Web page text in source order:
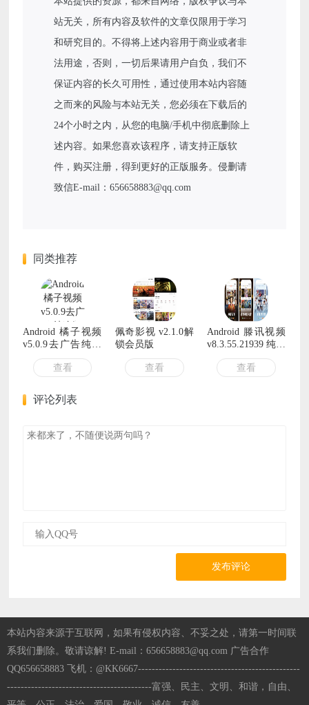
站无关，所有内容及软件的文章仅限用于学习
和研究目的。不得将上述内容用于商业或者非
法用途，否则，一切后果请用户自负，我们不
保证内容的长久可用性，通过使用本站内容随
之而来的风险与本站无关，您必须在下载后的
24个小时之内，从您的电脑/手机中彻底删除上
述内容。如果您喜欢该程序，请支持正版软
件，购买注册，得到更好的正版服务。侵删请
致信E-mail：656658883@qq.com
同类推荐
Android 橘子视频
v5.0.9去广告纯净
查看
佩奇影视 v2.1.0解
锁会员版
查看
Android 滕讯视频
v8.3.55.21939 纯净
蓝光版
查看
评论列表
发布评论
本站内容来源于互联网，如果有侵权内容、不妥之处，请第一时间联
系我们删除。敬请谅解! E-mail：656658883@qq.com 广告合作
QQ656658883 飞机：@KK6667-----------------------------------------------
------------------------------------------富强、民主、文明、和谐，自由、